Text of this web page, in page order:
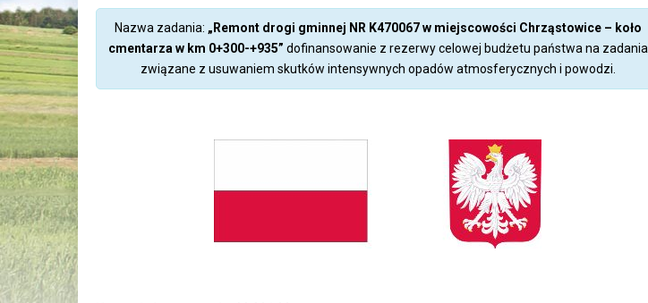
Nazwa zadania: „Remont drogi gminnej NR K470067 w miejscowości Chrząstowice – koło
cmentarza w km 0+300-+935” dofinansowanie z rezerwy celowej budżetu państwa na zadania
związane z usuwaniem skutków intensywnych opadów atmosferycznych i powodzi.